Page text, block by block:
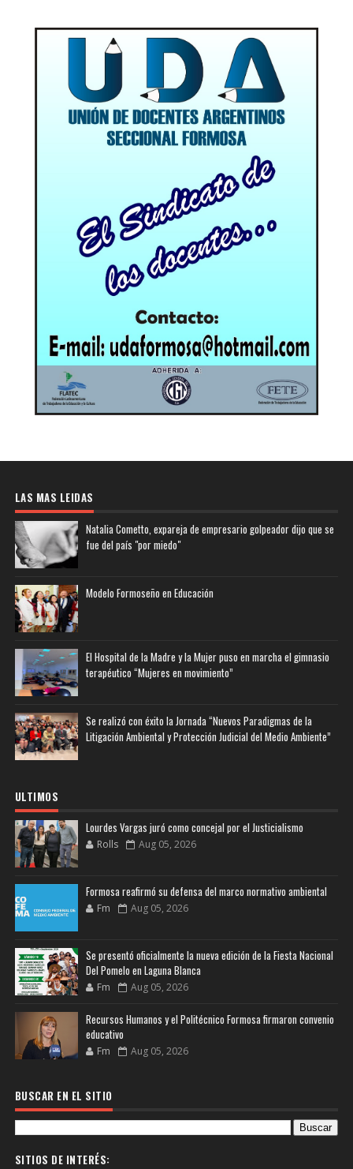
LAS MAS LEIDAS
Natalia Cometto, expareja de empresario golpeador dijo que se
fue del país "por miedo"
Modelo Formoseño en Educación
El Hospital de la Madre y la Mujer puso en marcha el gimnasio
terapéutico “Mujeres en movimiento”
Se realizó con éxito la Jornada “Nuevos Paradigmas de la
Litigación Ambiental y Protección Judicial del Medio Ambiente”
ULTIMOS
Lourdes Vargas juró como concejal por el Justicialismo
Rolls Aug 05, 2026
Formosa reafirmó su defensa del marco normativo ambiental
Fm Aug 05, 2026
Se presentó oficialmente la nueva edición de la Fiesta Nacional
Del Pomelo en Laguna Blanca
Fm Aug 05, 2026
Recursos Humanos y el Politécnico Formosa firmaron convenio
educativo
Fm Aug 05, 2026
BUSCAR EN EL SITIO
SITIOS DE INTERÉS: